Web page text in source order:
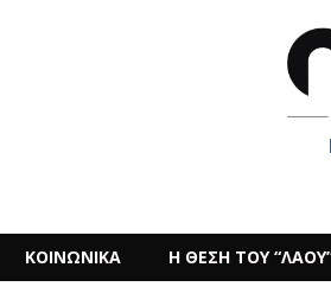
ΚΟΙΝΩΝΙΚΑ Η ΘΕΣΗ ΤΟΥ